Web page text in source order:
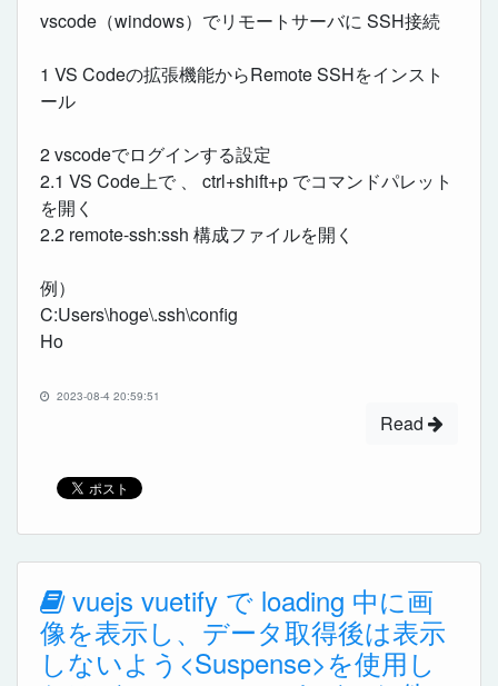
vscode（windows）でリモートサーバに SSH接続
1 VS Codeの拡張機能からRemote SSHをインスト
ール
2 vscodeでログインする設定
2.1 VS Code上で 、 ctrl+shift+p でコマンドパレット
を開く
2.2 remote-ssh:ssh 構成ファイルを開く
例）
C:Users\hoge\.ssh\config
Ho
2023-08-4 20:59:51
Read
vuejs vuetify で loading 中に画
像を表示し、データ取得後は表示
しないよう<Suspense>を使用し